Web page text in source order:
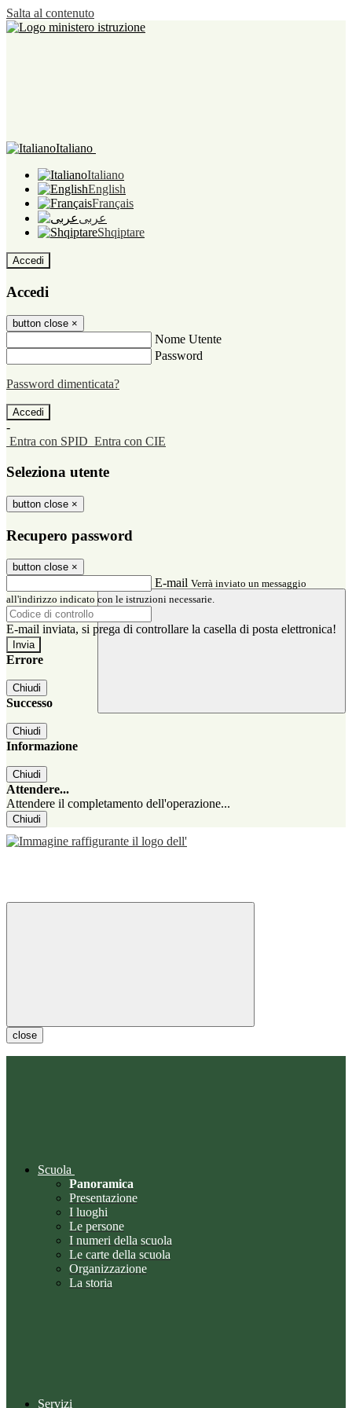
Salta al contenuto
Italiano
Italiano
English
Français
عربى
Shqiptare
Accedi
Accedi
button close ×
Nome Utente
Password
Password dimenticata?
-
Entra con SPID Entra con CIE
Seleziona utente
button close ×
Recupero password
button close ×
E-mail Verrà inviato un messaggio
all'indirizzo indicato con le istruzioni necessarie.
E-mail inviata, si prega di controllare la casella di posta elettronica!
Errore
Chiudi
Successo
Chiudi
Informazione
Chiudi
Attendere...
Attendere il completamento dell'operazione...
Chiudi
close
Scuola
Panoramica
Presentazione
I luoghi
Le persone
I numeri della scuola
Le carte della scuola
Organizzazione
La storia
Servizi